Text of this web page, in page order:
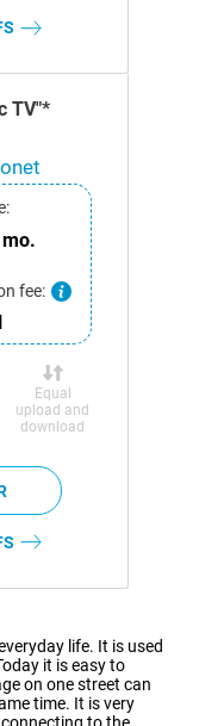
TV"*
fee:
Equal
upload and
download
life. It is used
it is easy to
on one street can
time. It is very
to the